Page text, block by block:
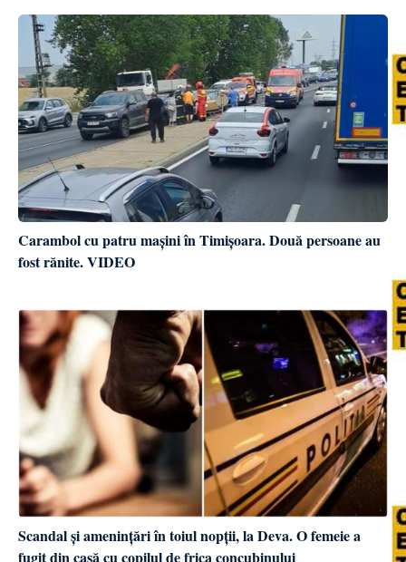
Carambol cu patru mașini în Timișoara. Două persoane au
fost rănite. VIDEO
Scandal și amenințări în toiul nopții, la Deva. O femeie a
fugit din casă cu copilul de frica concubinului